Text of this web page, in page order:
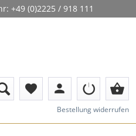
+49 (0)2225 / 918 111
favorite person shopping_basket
Bestellung widerrufen